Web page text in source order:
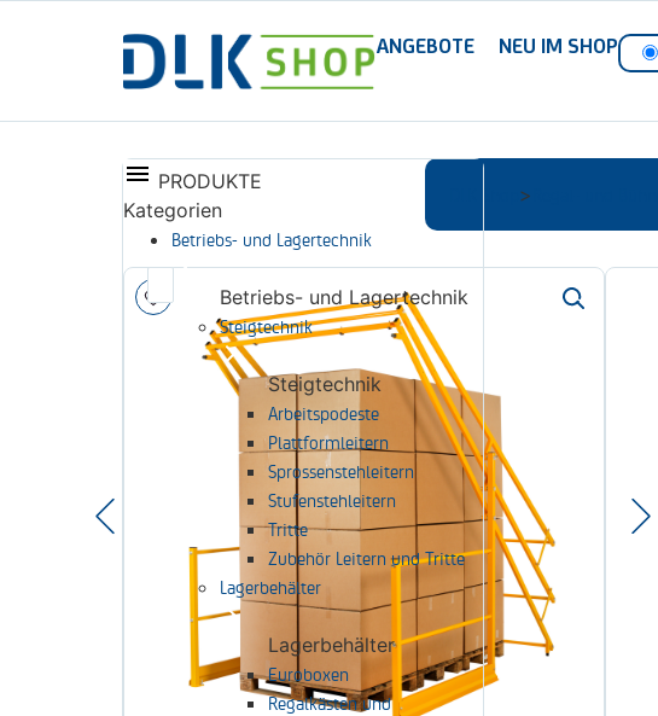
ANGEBOTE NEU IM SHOP
PRODUKTE
Kategorien
Betriebs- und Lagertechnik
Betriebs- und Lagertechnik
Steigtechnik
Steigtechnik
Arbeitspodeste
Plattformleitern
Sprossenstehleitern
Stufenstehleitern
Tritte
Zubehör Leitern und Tritte
Lagerbehälter
Lagerbehälter
Euroboxen
Regalkästen und
>